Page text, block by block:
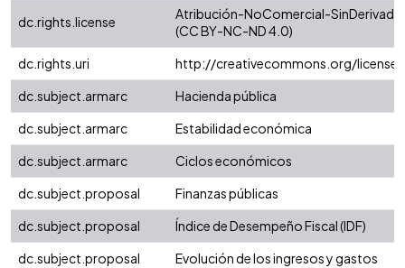
dc.rights.license
Atribución-NoComercial-
(CC BY-NC-ND 4.0)
dc.rights.uri
http://creativecommons.org/
dc.subject.armarc
Hacienda pública
dc.subject.armarc
Estabilidad económica
dc.subject.armarc
Ciclos económicos
dc.subject.proposal
Finanzas públicas
dc.subject.proposal
Índice de Desempeño Fiscal (IDF)
dc.subject.proposal
Evolución de los ingresos y gastos